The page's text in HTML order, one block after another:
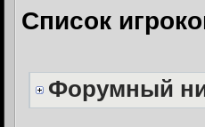
Список
Форумный